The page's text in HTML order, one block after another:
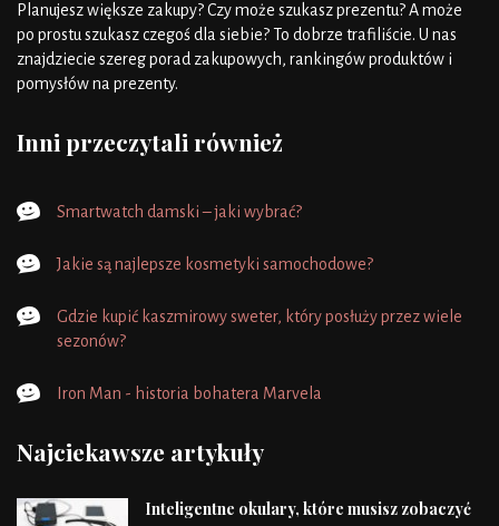
Planujesz większe zakupy? Czy może szukasz prezentu? A może
po prostu szukasz czegoś dla siebie? To dobrze trafiliście. U nas
znajdziecie szereg porad zakupowych, rankingów produktów i
pomysłów na prezenty.
Inni przeczytali również
Smartwatch damski – jaki wybrać?
Jakie są najlepsze kosmetyki samochodowe?
Gdzie kupić kaszmirowy sweter, który posłuży przez wiele
sezonów?
Iron Man - historia bohatera Marvela
Najciekawsze artykuły
Inteligentne okulary, które musisz zobaczyć